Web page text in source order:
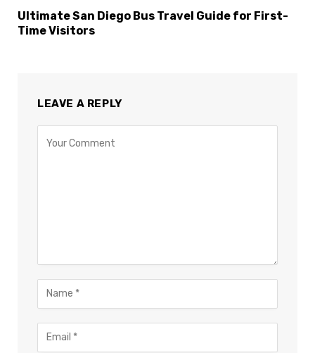
Ultimate San Diego Bus Travel Guide for First-
Time Visitors
LEAVE A REPLY